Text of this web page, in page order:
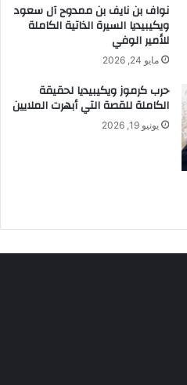
نواف بن نايف بن ممدوح آل سعود
ويكيبيديا السيرة الذاتية الكاملة
للأمير الوفي
مايو 24, 2026
حرب كرموز ويكيبيديا لحقيقة
الكاملة للقصة التي أبهرت الملايين
يونيو 19, 2026